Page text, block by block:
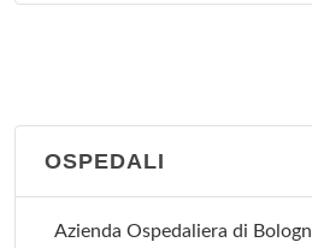
OSPEDALI
Azienda Ospedaliera di